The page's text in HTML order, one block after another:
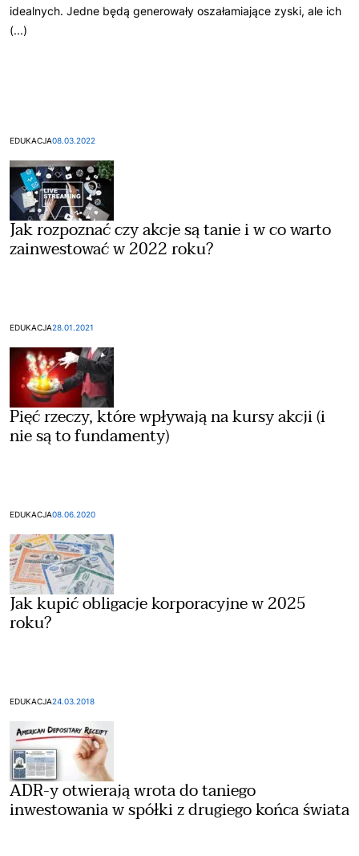
idealnych. Jedne będą generowały oszałamiające zyski, ale ich
(...)
EDUKACJA08.03.2022
Jak rozpoznać czy akcje są tanie i w co warto
zainwestować w 2022 roku?
EDUKACJA28.01.2021
Pięć rzeczy, które wpływają na kursy akcji (i
nie są to fundamenty)
EDUKACJA08.06.2020
Jak kupić obligacje korporacyjne w 2025
roku?
EDUKACJA24.03.2018
ADR-y otwierają wrota do taniego
inwestowania w spółki z drugiego końca świata